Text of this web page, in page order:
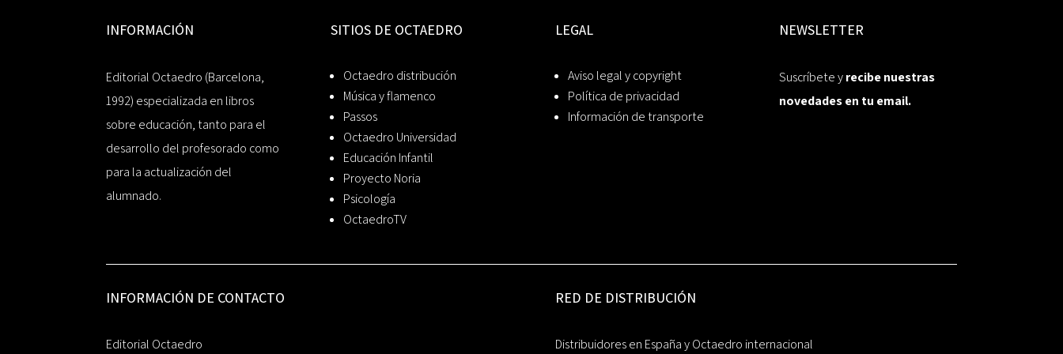
INFORMACIÓN
Editorial Octaedro (Barcelona,
1992) especializada en libros
sobre educación, tanto para el
desarrollo del profesorado como
para la actualización del
alumnado.
SITIOS DE OCTAEDRO
Octaedro distribución
Música y flamenco
Passos
Octaedro Universidad
Educación Infantil
Proyecto Noria
Psicología
OctaedroTV
LEGAL
Aviso legal y copyright
Política de privacidad
Información de transporte
NEWSLETTER
Suscríbete yrecibe nuestras
novedades en tu email.
INFORMACIÓN DE CONTACTO
Editorial Octaedro
RED DE DISTRIBUCIÓN
Distribuidores en España y Octaedro internacional